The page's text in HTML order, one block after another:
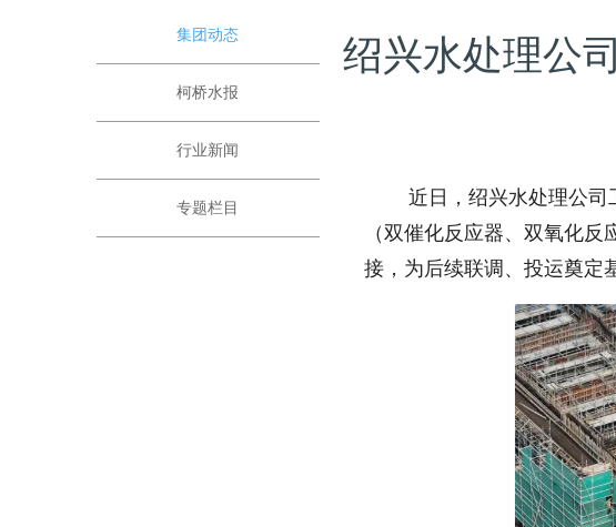
集团动态
柯桥水报
行业新闻
专题栏目
绍兴水处理公
近日，绍兴水处理公司工
（双催化反应器、双氧化
接，为后续联调、投运奠定